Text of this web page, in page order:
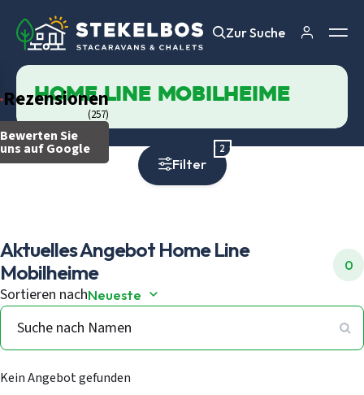
Rezensionen
(257)
Bewerten Sie
uns auf Google
Zur Suche
Zur Suche
Home Line Mobilheime
Filter
2
Aktuelles AngebotHome Line
Mobilheime
0
Sortieren nachNeueste
Kein Angebot gefunden